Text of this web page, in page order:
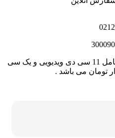
هزینه ی پکیج اول سی روز که شامل 11 سی دی ویدیویی و یک سی